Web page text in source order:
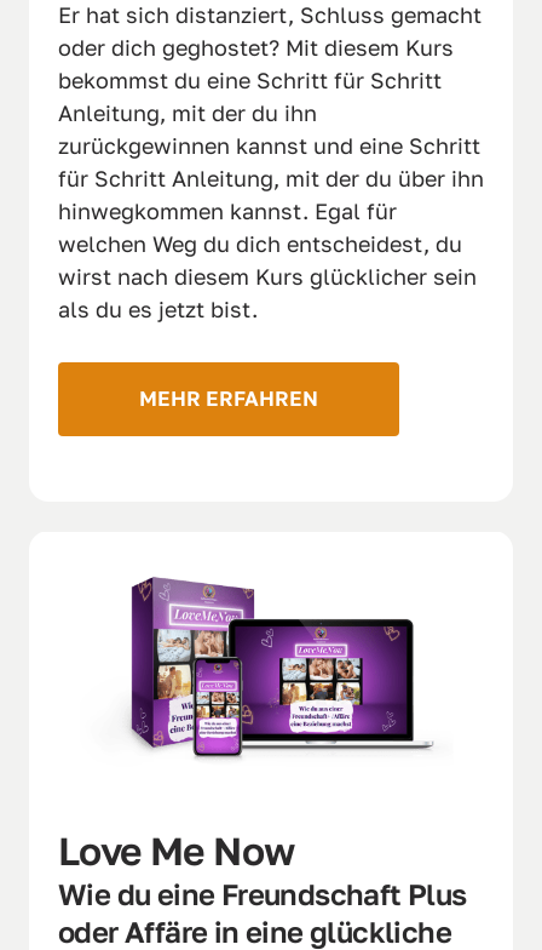
Er hat sich distanziert, Schluss gemacht
oder dich geghostet? Mit diesem Kurs
bekommst du eine Schritt für Schritt
Anleitung, mit der du ihn
zurückgewinnen kannst und eine Schritt
für Schritt Anleitung, mit der du über ihn
hinwegkommen kannst. Egal für
welchen Weg du dich entscheidest, du
wirst nach diesem Kurs glücklicher sein
als du es jetzt bist.
MEHR ERFAHREN
Love Me Now
Wie du eine Freundschaft Plus
oder Affäre in eine glückliche